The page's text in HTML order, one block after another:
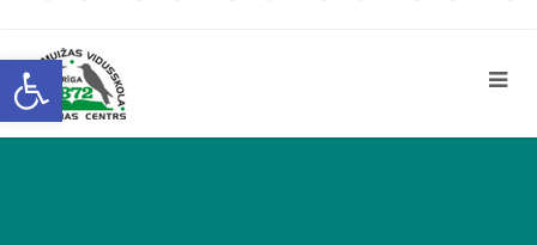
Open toolbar